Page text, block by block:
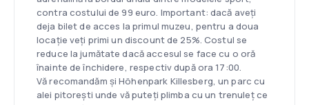
contra costului de 99 euro. Important: dacă aveți
deja bilet de acces la primul muzeu, pentru a doua
locație veți primi un discount de 25%. Costul se
reduce la jumătate dacă accesul se face cu o oră
înainte de închidere, respectiv după ora 17:00.
Vă recomandăm și Höhenpark Killesberg, un parc cu
alei pitorești unde vă puteți plimba cu un trenuleț ce